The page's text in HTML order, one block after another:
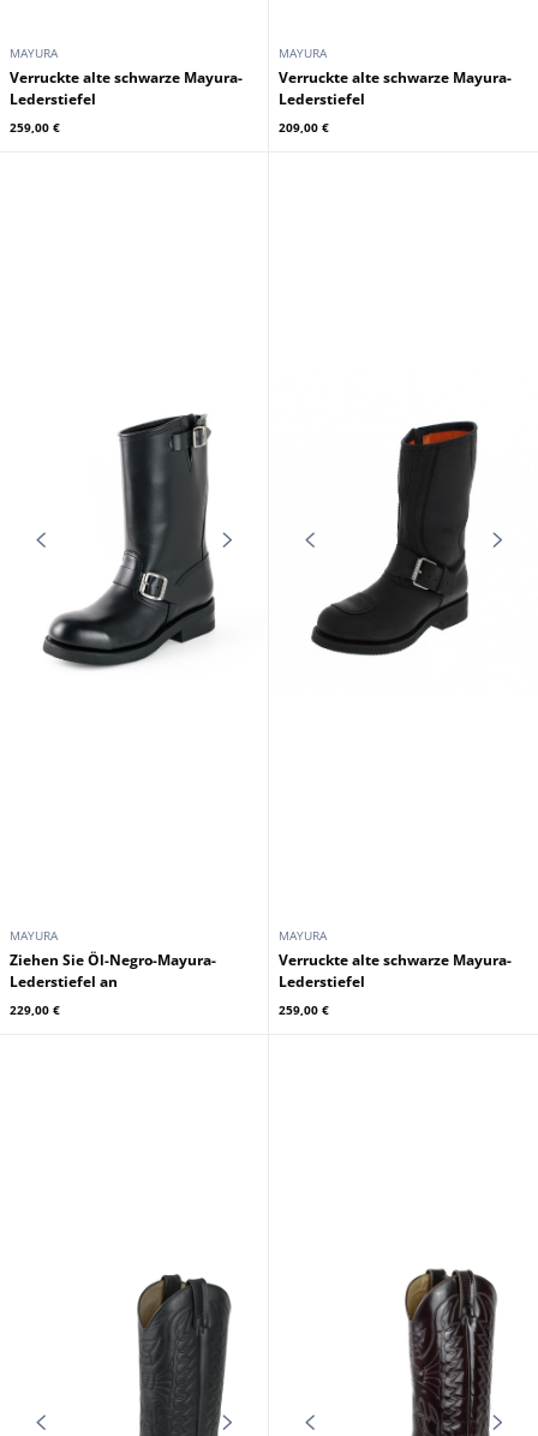
MAYURA
Verruckte alte schwarze Mayura-
Lederstiefel
259,00 €
MAYURA
Verruckte alte schwarze Mayura-
Lederstiefel
209,00 €
MAYURA
Ziehen Sie Öl-Negro-Mayura-
Lederstiefel an
229,00 €
MAYURA
Verruckte alte schwarze Mayura-
Lederstiefel
259,00 €